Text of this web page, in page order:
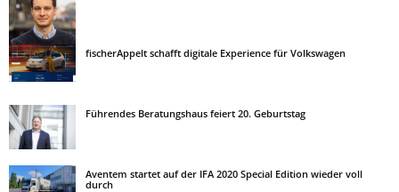
fischerAppelt schafft digitale Experience für Volkswagen
Führendes Beratungshaus feiert 20. Geburtstag
Aventem startet auf der IFA 2020 Special Edition wieder voll
durch